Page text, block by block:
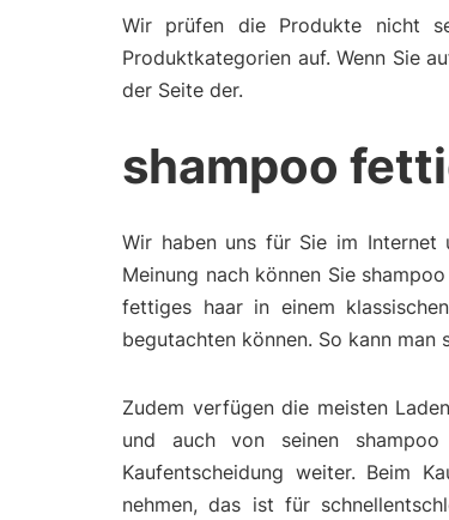
Wir prüfen die Produkte nicht
Produktkategorien auf. Wenn Sie
der Seite der.
shampoo
Wir haben uns für Sie im
Meinung nach können Sie
fettiges haar in einem
begutachten können. So kann man
Zudem verfügen die meisten
und auch von seinen
Kaufentscheidung weiter. Beim
nehmen, das ist für